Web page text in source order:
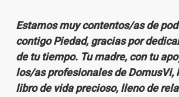
Estamos muy contentos/as de
contigo Piedad, gracias por
de tu tiempo. Tu madre, con tu
los/as profesionales de DomusVi,
libro de vida precioso, lleno de